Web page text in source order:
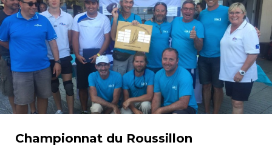
Championnat du Roussillon